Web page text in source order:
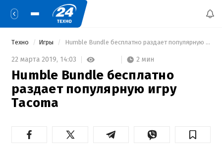
Техно Игры Humble Bundle бесплатно раздает популярную игру Tacoma
22 марта 2019, 14:03 2 мин
Humble Bundle бесплатно
раздает популярную игру
Tacoma